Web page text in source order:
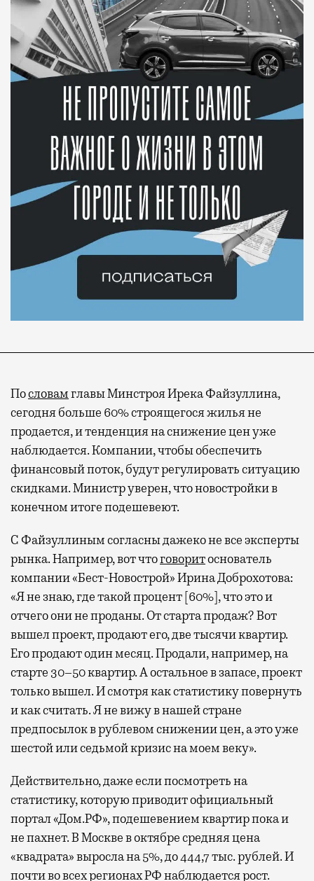
Пословамглавы Минстроя Ирека Файзуллина,
сегодня больше 60% строящегося жилья не
продается, и тенденция на снижение цен уже
наблюдается. Компании, чтобы обеспечить
финансовый поток, будут регулировать ситуацию
скидками. Министр уверен, что новостройки в
конечном итоге подешевеют.
С Файзуллиным согласны дажеко не все эксперты
рынка. Например, вот чтоговоритоснователь
компании «Бест-Новострой» Ирина Доброхотова:
«Я не знаю, где такой процент [60%], что это и
отчего они не проданы. От старта продаж? Вот
вышел проект, продают его, две тысячи квартир.
Его продают один месяц. Продали, например, на
старте 30–50 квартир. А остальное в запасе, проект
только вышел. И смотря как статистику повернуть
и как считать. Я не вижу в нашей стране
предпосылок в рублевом снижении цен, а это уже
шестой или седьмой кризис на моем веку».
Действительно, даже если посмотреть на
статистику, которую приводит официальный
портал «Дом.РФ», подешевением квартир пока и
не пахнет. В Москве в октябре средняя цена
«квадрата» выросла на 5%, до 444,7 тыс. рублей. И
почти во всех регионах РФ наблюдается рост.